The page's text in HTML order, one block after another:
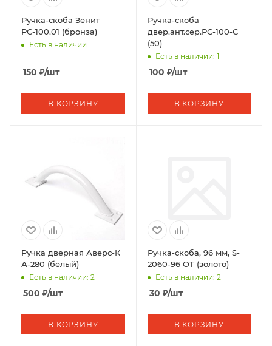
Ручка-скоба Зенит
РС-100.01 (бронза)
Есть в наличии: 1
150 ₽/шт
В КОРЗИНУ
Ручка-скоба
двер.ант.сер.РС-100-С
(50)
Есть в наличии: 1
100 ₽/шт
В КОРЗИНУ
Ручка дверная Аверс-К
А-280 (белый)
Есть в наличии: 2
500 ₽/шт
В КОРЗИНУ
Ручка-скоба, 96 мм, S-
2060-96 OT (золото)
Есть в наличии: 2
30 ₽/шт
В КОРЗИНУ